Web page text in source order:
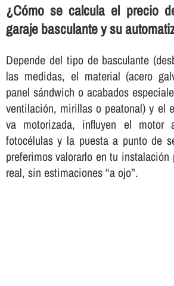
¿Cómo se calcula el precio
garaje basculante y su
Depende del tipo de basculante
las medidas, el material (acero
panel sándwich o acabados
ventilación, mirillas o peatonal) y el
va motorizada, influyen el motor
fotocélulas y la puesta a punto de
preferimos valorarlo en tu
real, sin estimaciones “a ojo”.